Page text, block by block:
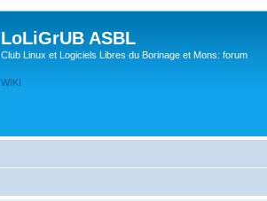
LoLiGrUB ASBL
Club Linux et Logiciels Libres du Borinage et Mons: forum
WIKI